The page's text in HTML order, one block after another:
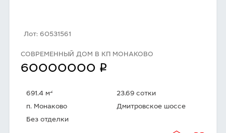
Лот: 60531561
СОВРЕМЕННЫЙ ДОМ В КП МОНАКОВО
60000000 q
691.4 м2
23.69 сотки
п. Монаково
Дмитровское шоссе
Без отделки